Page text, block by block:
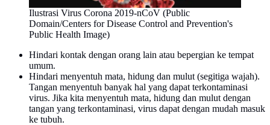
Ilustrasi Virus Corona 2019-nCoV (Public
Domain/Centers for Disease Control and Prevention's
Public Health Image)
Hindari kontak dengan orang lain atau bepergian ke tempat
umum.
Hindari menyentuh mata, hidung dan mulut (segitiga wajah).
Tangan menyentuh banyak hal yang dapat terkontaminasi
virus. Jika kita menyentuh mata, hidung dan mulut dengan
tangan yang terkontaminasi, virus dapat dengan mudah masuk
ke tubuh.